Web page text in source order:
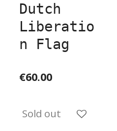
Dutch
Liberatio
n Flag
€60.00
Sold out